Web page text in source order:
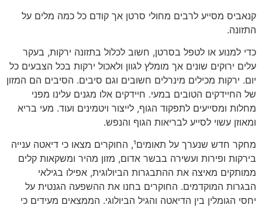
קנאביס מסייע לרבים מחולי סרטן אך קודם כל כמה מלים על
התזונה.
כדי למנוע או לטפל בסרטן, חשוב לכלול בתזונה ירקות, בעקר
עלים ירוקים שונים אך מומלץ לגוון ולאכול ירקות בכל הצבעים כל
יום. ירקות מכילים מינרלים חשובים וגם סיבים. הסיבים הם המזון
של החיידקים הטובים במעי. חיידקים אלו מגנים עלינו מפני
מחלות ומסייעים לתפקוד הגוף, לייצור ויטמינים ועוד. מעי בריא
ומאוזן עשוי לסייע לבריאות הגוף והנפש.
מחקר חדש שנערך על תאומים¹ , החוקרים מצאו כי דיאטה ענייה
בירקות ופירות ועשירה בבשר אדום, מזון מהיר ומשקאות קלים
ממותקים מאיצה את ההתבגרות הביולוגית, אפילו בגילאי
הבגרות המוקדמים. החוקרים בחנו את ההשפעה הגנטית על
יחסי הגומלין בין הדיאטה והגיל הביולוגי. הממצאים מעידים כי